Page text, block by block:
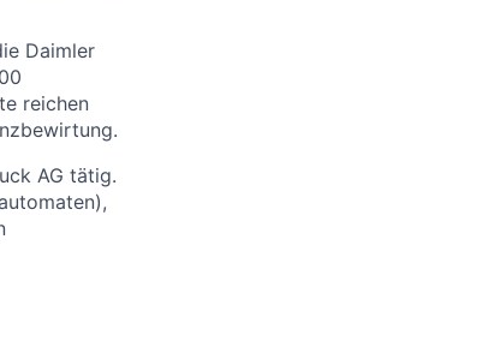
Daimler
reichen
AG tätig.